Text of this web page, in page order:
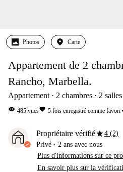
Photos Carte
Appartement de 2
Rancho, Marbella.
Appartement 2 chambres 2
visibility 485 vuesfavorite 5 fois enregistré comme favori
Propriétaire vérifiéstar4 (2)
Privé · 2 ans avec nous
Plus d'informations sur ce
En savoir plus sur la